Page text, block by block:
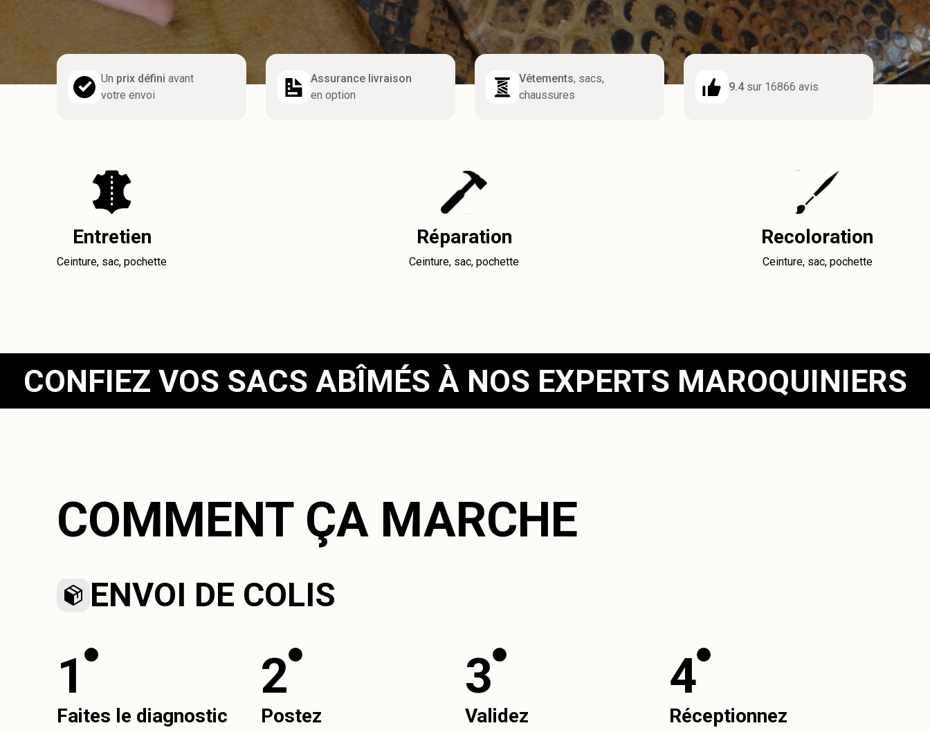
Un prix défini avant
votre envoi
Assurance livraison
en option
Vêtements, sacs,
chaussures
9.4sur 16866 avis
Entretien
Ceinture, sac, pochette
Réparation
Ceinture, sac, pochette
Recoloration
Ceinture, sac, pochette
CONFIEZ VOS SACS ABÎMÉS À NOS EXPERTS MAROQUINIERS
COMMENT ÇA MARCHE
ENVOI DE COLIS
1
Faites le diagnostic
2
Postez
3
Validez
4
Réceptionnez